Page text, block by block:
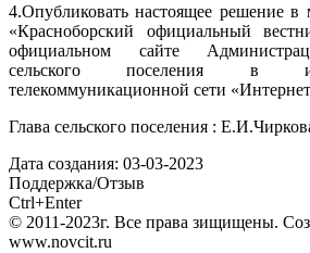
4.Опубликовать настоящее решение в
«Красноборский официальный
официальном сайте
сельского поселения в
телекоммуникационной сети
Глава сельского поселения :
Дата создания: 03-03-2023
Поддержка/Отзыв
Ctrl+Enter
© 2011-2023г. Все права зищищены.
www.novcit.ru